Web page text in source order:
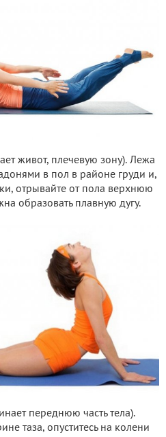
живот, плечевую зону). Лежа
в пол в районе груди и,
отрывайте от пола верхнюю
образовать плавную дугу.
переднюю часть тела).
таза, опуститесь на колени